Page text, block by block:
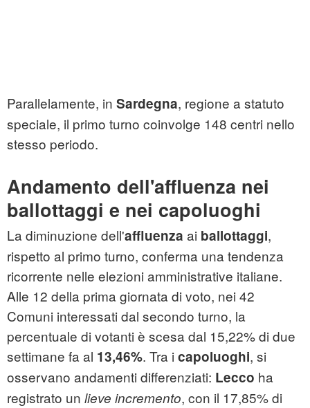
Parallelamente, in Sardegna, regione a statuto
speciale, il primo turno coinvolge 148 centri nello
stesso periodo.
Andamento dell'affluenza nei
ballottaggi e nei capoluoghi
La diminuzione dell'affluenza ai ballottaggi,
rispetto al primo turno, conferma una tendenza
ricorrente nelle elezioni amministrative italiane.
Alle 12 della prima giornata di voto, nei 42
Comuni interessati dal secondo turno, la
percentuale di votanti è scesa dal 15,22% di due
settimane fa al 13,46%. Tra i capoluoghi, si
osservano andamenti differenziati: Lecco ha
registrato un lieve incremento, con il 17,85% di